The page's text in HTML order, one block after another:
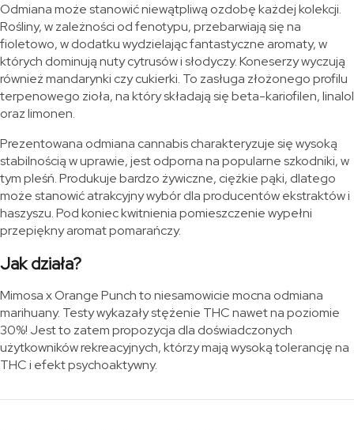
Odmiana może stanowić niewątpliwą ozdobę każdej kolekcji.
Rośliny, w zależności od fenotypu, przebarwiają się na
fioletowo, w dodatku wydzielając fantastyczne aromaty, w
których dominują nuty cytrusów i słodyczy. Koneserzy wyczują
również mandarynki czy cukierki. To zasługa złożonego profilu
terpenowego zioła, na który składają się beta-kariofilen, linalol
oraz limonen.
Prezentowana odmiana cannabis charakteryzuje się wysoką
stabilnością w uprawie, jest odporna na popularne szkodniki, w
tym pleśń. Produkuje bardzo żywiczne, ciężkie pąki, dlatego
może stanowić atrakcyjny wybór dla producentów ekstraktów i
haszyszu. Pod koniec kwitnienia pomieszczenie wypełni
przepiękny aromat pomarańczy.
Jak działa?
Mimosa x Orange Punch to niesamowicie mocna odmiana
marihuany. Testy wykazały stężenie THC nawet na poziomie
30%! Jest to zatem propozycja dla doświadczonych
użytkowników rekreacyjnych, którzy mają wysoką tolerancję na
THC i efekt psychoaktywny.